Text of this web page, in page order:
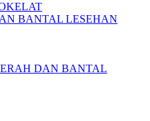
BANTAL LESEHAN
DAN BANTAL